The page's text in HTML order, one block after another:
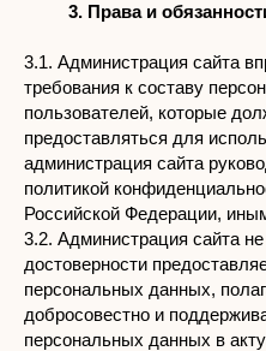
3. Права и
3.1. Администрация сайта
требования к составу
пользователей, которые
предоставляться для
администрация сайта
политикой
Российской Федерации,
3.2. Администрация сайта
достоверности
персональных данных,
добросовестно и
персональных данных в